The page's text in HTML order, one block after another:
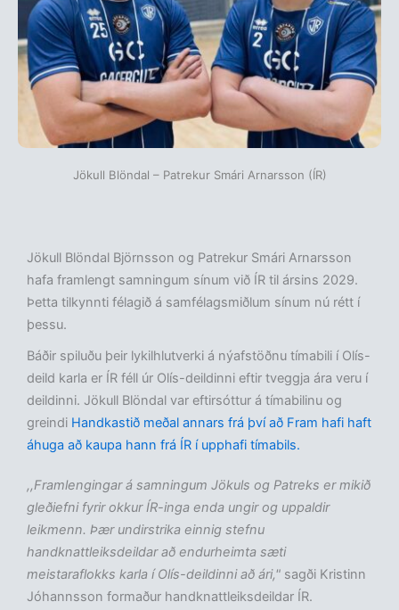
Jökull Blöndal – Patrekur Smári Arnarsson (ÍR)
Jökull Blöndal Björnsson og Patrekur Smári Arnarsson
hafa framlengt samningum sínum við ÍR til ársins 2029.
Þetta tilkynnti félagið á samfélagsmiðlum sínum nú rétt í
þessu.
Báðir spiluðu þeir lykilhlutverki á nýafstöðnu tímabili í Olís-
deild karla er ÍR féll úr Olís-deildinni eftir tveggja ára veru í
deildinni. Jökull Blöndal var eftirsóttur á tímabilinu og
greindi Handkastið meðal annars frá því að Fram hafi haft
áhuga að kaupa hann frá ÍR í upphafi tímabils.
,,Framlengingar á samningum Jökuls og Patreks er mikið
gleðiefni fyrir okkur ÍR-inga enda ungir og uppaldir
leikmenn. Þær undirstrika einnig stefnu
handknattleiksdeildar að endurheimta sæti
meistaraflokks karla í Olís-deildinni að ári," sagði Kristinn
Jóhannsson formaður handknattleiksdeildar ÍR.